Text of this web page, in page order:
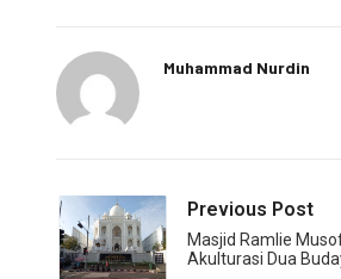
Muhammad Nurdin
Previous Post
Masjid Ramlie
Akulturasi Dua